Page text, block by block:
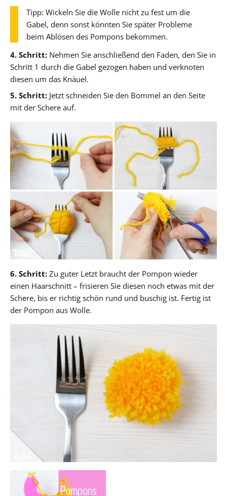
Tipp: Wickeln Sie die Wolle nicht zu fest um die
Gabel, denn sonst könnten Sie später Probleme
beim Ablösen des Pompons bekommen.
4. Schritt: Nehmen Sie anschließend den Faden, den Sie in
Schritt 1 durch die Gabel gezogen haben und verknoten
diesen um das Knäuel.
5. Schritt: Jetzt schneiden Sie den Bommel an den Seite
mit der Schere auf.
6. Schritt: Zu guter Letzt braucht der Pompon wieder
einen Haarschnitt – frisieren Sie diesen noch etwas mit der
Schere, bis er richtig schön rund und buschig ist. Fertig ist
der Pompon aus Wolle.